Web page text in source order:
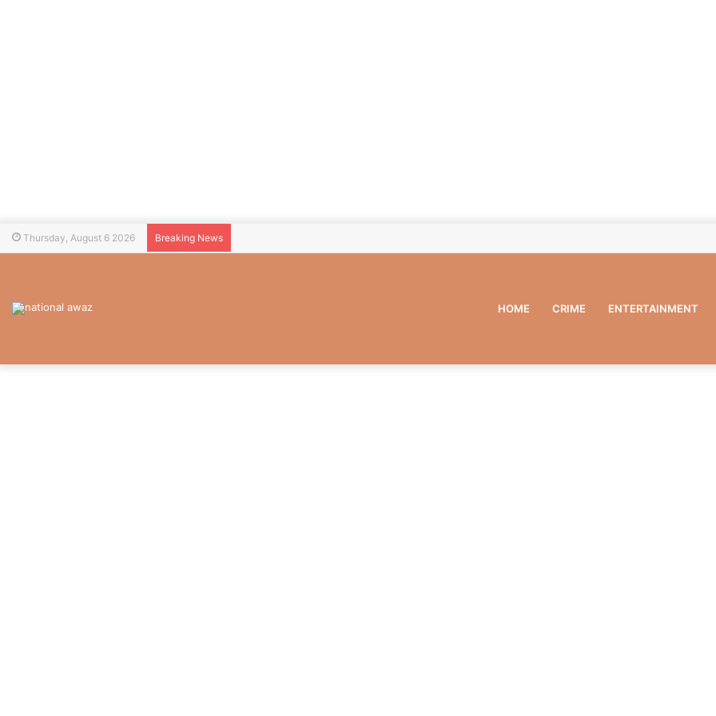
Thursday, August 6 2026 Breaking News
HOME CRIME ENTERTAINMENT